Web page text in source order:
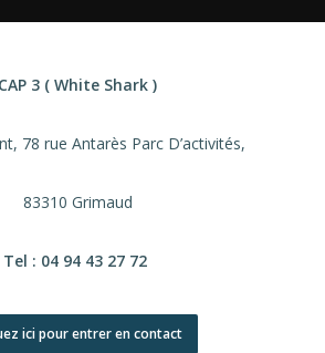
CAP 3 ( White Shark )
78 rue Antarès Parc D’activités,
83310 Grimaud
Tel : 04 94 43 27 72
ici pour entrer en contact